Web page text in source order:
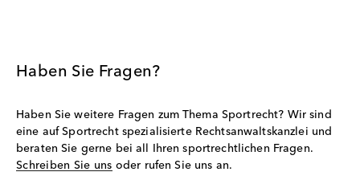
Haben Sie Fragen?
Haben Sie weitere Fragen zum Thema Sportrecht? Wir sind
eine auf Sportrecht spezialisierte Rechtsanwaltskanzlei und
beraten Sie gerne bei all Ihren sportrechtlichen Fragen.
Schreiben Sie uns oder rufen Sie uns an.